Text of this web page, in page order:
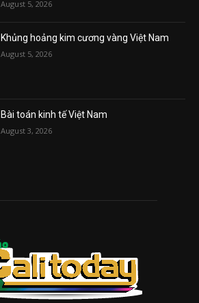
August 5, 2026
Khủng hoảng kim cương vàng Việt Nam
August 5, 2026
Bài toán kinh tế Việt Nam
August 3, 2026